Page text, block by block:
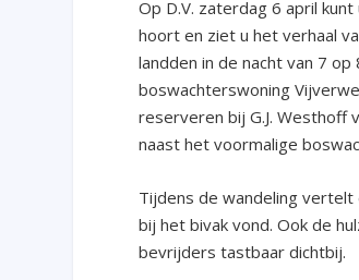
Op D.V. zaterdag 6 april
hoort en ziet u het verhaal
landden in de nacht van 7
boswachterswoning
reserveren bij G.J.
naast het voormalige
Tijdens de wandeling vertelt
bij het bivak vond. Ook de
bevrijders tastbaar dichtbij.